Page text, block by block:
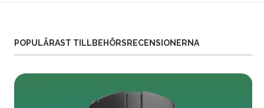
POPULÄRAST TILLBEHÖRSRECENSIONERNA